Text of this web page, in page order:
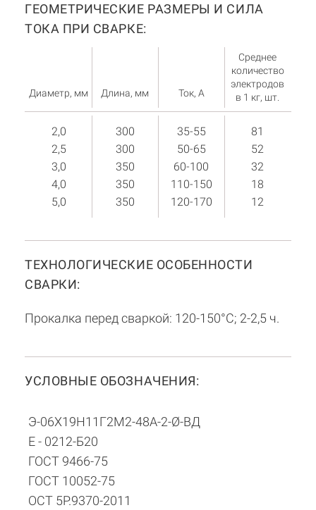
ГЕОМЕТРИЧЕСКИЕ РАЗМЕРЫ И СИЛА
ТОКА ПРИ СВАРКЕ:
Диаметр, мм Длина, мм Ток, А
Среднее
количество
электродов
в 1 кг, шт.
2,0
2,5
3,0
4,0
5,0
300
300
350
350
350
35-55
50-65
60-100
110-150
120-170
81
52
32
18
12
ТЕХНОЛОГИЧЕСКИЕ ОСОБЕННОСТИ
СВАРКИ:
Прокалка перед сваркой: 120-150°С; 2-2,5 ч.
УСЛОВНЫЕ ОБОЗНАЧЕНИЯ:
Э-06Х19Н11Г2М2-48А-2-Ø-ВД
Е - 0212-Б20
ГОСТ 9466-75
ГОСТ 10052-75
ОСТ 5Р.9370-2011